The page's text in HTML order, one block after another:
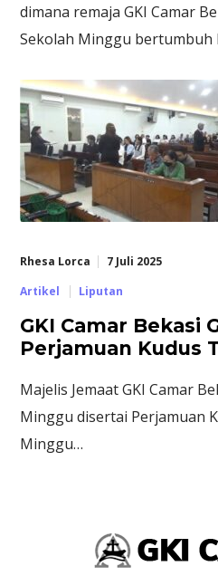
dimana remaja GKI Camar
Sekolah Minggu bertumbuh
Rhesa Lorca
7 Juli 2025
Artikel
Liputan
GKI Camar Bekasi
Perjamuan Kudus
Majelis Jemaat GKI Camar
Minggu disertai Perjamuan
Minggu…